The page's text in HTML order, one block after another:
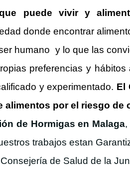
puede vivir y
donde encontrar
humano y lo que las
preferencias y
y experimentado. El
por el riesgo de
de Hormigas en Malaga,
trabajos estan
de Salud de la